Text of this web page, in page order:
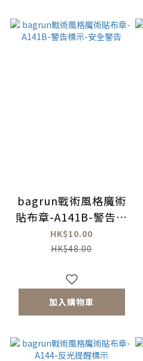
bagrun戰術風格魔術
貼布章-A141B-警告標
示-安全警告
HK$10.00
HK$48.00
加入購物車